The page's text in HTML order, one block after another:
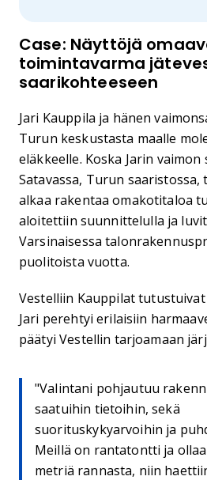
Case: Näyttöjä
toimintavarma
saarikohteeseen
Jari Kauppila ja hänen
Turun keskustasta maalle
eläkkeelle. Koska Jarin
Satavassa, Turun
alkaa rakentaa omakotitaloa
aloitettiin suunnittelulla ja
Varsinaisessa
puolitoista vuotta.
Vestelliin Kauppilat
Jari perehtyi erilaisiin
päätyi Vestellin tarjoamaan
"Valintani pohjautuu
saatuihin tietoihin, sekä
suorituskykyarvoihin ja
Meillä on rantatontti ja
metriä rannasta, niin